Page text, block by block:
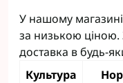
У нашому
за низькою ціною.
доставка в будь-
Культура